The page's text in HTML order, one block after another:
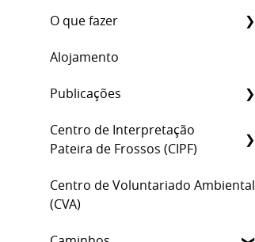
O que fazer
Alojamento
Publicações
Centro de Interpretação
Pateira de Frossos (CIPF)
Centro de Voluntariado Ambiental
(CVA)